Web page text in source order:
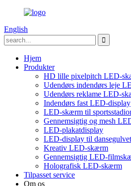
English
Hjem
Produkter
HD lille pixelpitch LED-
Udendørs indendørs leje
Udendørs reklame LED-
Indendørs fast LED-display
LED-skærm til
Gennemsigtig og mesh
LED-plakatdisplay
LED-display til dansegulvet
Kreativ LED-skærm
Gennemsigtig LED-
Holografisk LED-skærm
Tilpasset service
Om os